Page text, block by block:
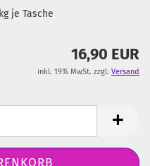
kg je Tasche
16,90 EUR
inkl. 19% MwSt. zzgl. Versand